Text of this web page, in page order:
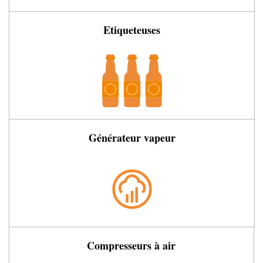
Etiqueteuses
Générateur vapeur
Compresseurs à air